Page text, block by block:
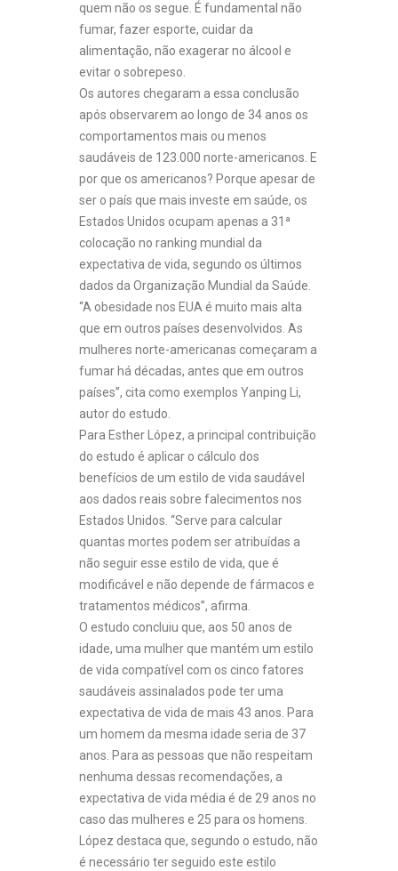
quem não os segue. É fundamental não
fumar, fazer esporte, cuidar da
alimentação, não exagerar no álcool e
evitar o sobrepeso.
Os autores chegaram a essa conclusão
após observarem ao longo de 34 anos os
comportamentos mais ou menos
saudáveis de 123.000 norte-americanos. E
por que os americanos? Porque apesar de
ser o país que mais investe em saúde, os
Estados Unidos ocupam apenas a 31ª
colocação no ranking mundial da
expectativa de vida, segundo os últimos
dados da Organização Mundial da Saúde.
“A obesidade nos EUA é muito mais alta
que em outros países desenvolvidos. As
mulheres norte-americanas começaram a
fumar há décadas, antes que em outros
países”, cita como exemplos Yanping Li,
autor do estudo.
Para Esther López, a principal contribuição
do estudo é aplicar o cálculo dos
benefícios de um estilo de vida saudável
aos dados reais sobre falecimentos nos
Estados Unidos. “Serve para calcular
quantas mortes podem ser atribuídas a
não seguir esse estilo de vida, que é
modificável e não depende de fármacos e
tratamentos médicos”, afirma.
O estudo concluiu que, aos 50 anos de
idade, uma mulher que mantém um estilo
de vida compatível com os cinco fatores
saudáveis assinalados pode ter uma
expectativa de vida de mais 43 anos. Para
um homem da mesma idade seria de 37
anos. Para as pessoas que não respeitam
nenhuma dessas recomendações, a
expectativa de vida média é de 29 anos no
caso das mulheres e 25 para os homens.
López destaca que, segundo o estudo, não
é necessário ter seguido este estilo